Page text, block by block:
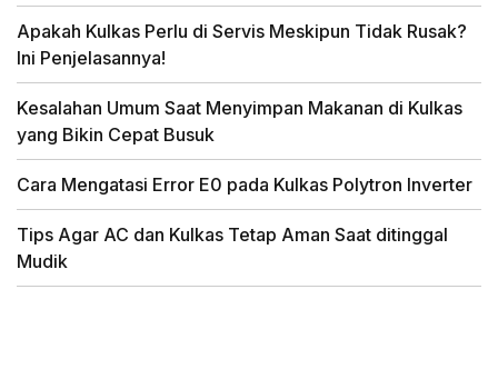
Apakah Kulkas Perlu di Servis Meskipun Tidak Rusak?
Ini Penjelasannya!
Kesalahan Umum Saat Menyimpan Makanan di Kulkas
yang Bikin Cepat Busuk
Cara Mengatasi Error E0 pada Kulkas Polytron Inverter
Tips Agar AC dan Kulkas Tetap Aman Saat ditinggal
Mudik